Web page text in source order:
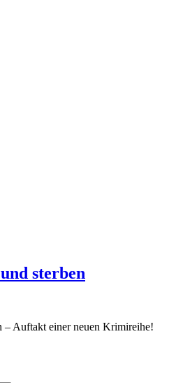
sterben
– Auftakt einer neuen Krimireihe!